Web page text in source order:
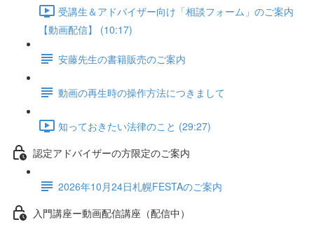
受講生＆アドバイザー向け「相談フォーム」のご案内
【動画配信】 (10:17)
安藤先生の書籍販売のご案内
動画の再生時の操作方法につきまして
知っておきたい法律のこと (29:27)
認定アドバイザーの方限定のご案内
2026年10月24日札幌FESTAのご案内
入門講座ー動画配信講座（配信中）